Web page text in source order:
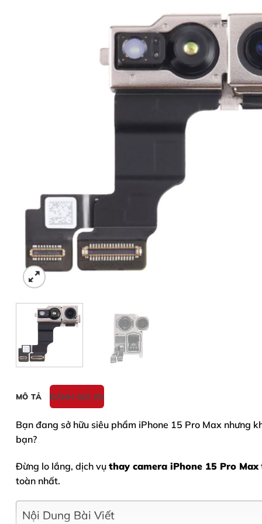
MÔ TẢ ĐÁNH GIÁ (0)
Bạn đang sở hữu siêu phẩm iPhone 15 Pro Max nhưng
bạn?
Đừng lo lắng, dịch vụ thay camera iPhone 15 Pro Max
toàn nhất.
Nội Dung Bài Viết